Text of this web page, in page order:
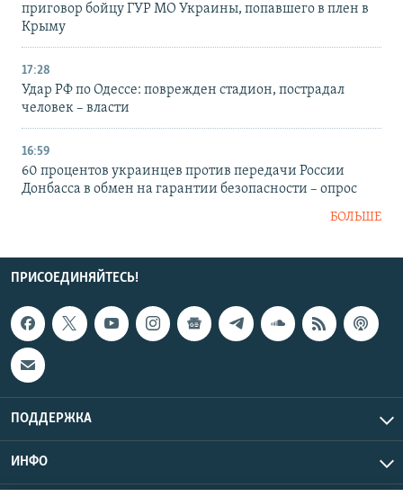
приговор бойцу ГУР МО Украины, попавшего в плен в
Крыму
17:28
Удар РФ по Одессе: поврежден стадион, пострадал
человек – власти
16:59
60 процентов украинцев против передачи России
Донбасса в обмен на гарантии безопасности – опрос
БОЛЬШЕ
ПРИСОЕДИНЯЙТЕСЬ!
ПОДДЕРЖКА
ИНФО